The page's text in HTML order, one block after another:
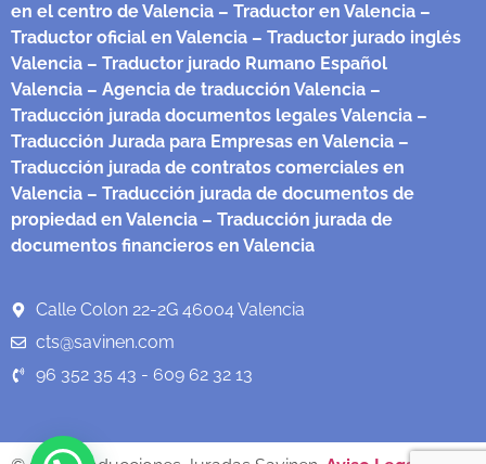
en el centro de Valencia – Traductor en Valencia –
Traductor oficial en Valencia – Traductor jurado inglés
Valencia – Traductor jurado Rumano Español
Valencia – Agencia de traducción Valencia –
Traducción jurada documentos legales Valencia –
Traducción Jurada para Empresas en Valencia –
Traducción jurada de contratos comerciales en
Valencia – Traducción jurada de documentos de
propiedad en Valencia – Traducción jurada de
documentos financieros en Valencia
Calle Colon 22-2G 46004 Valencia
cts@savinen.com
96 352 35 43 - 609 62 32 13